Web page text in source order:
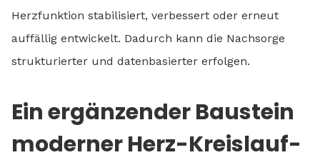
Herzfunktion stabilisiert, verbessert oder erneut
auffällig entwickelt. Dadurch kann die Nachsorge
strukturierter und datenbasierter erfolgen.
Ein ergänzender Baustein
moderner Herz-Kreislauf-